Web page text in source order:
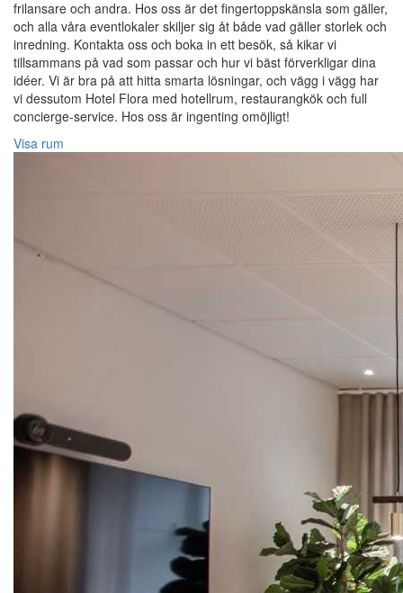
frilansare och andra. Hos oss är det fingertoppskänsla som gäller,
och alla våra eventlokaler skiljer sig åt både vad gäller storlek och
inredning. Kontakta oss och boka in ett besök, så kikar vi
tillsammans på vad som passar och hur vi bäst förverkligar dina
idéer. Vi är bra på att hitta smarta lösningar, och vägg i vägg har
vi dessutom Hotel Flora med hotellrum, restaurangkök och full
concierge-service. Hos oss är ingenting omöjligt!
Visa rum